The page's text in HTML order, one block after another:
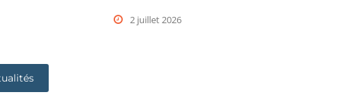
2 juillet 2026